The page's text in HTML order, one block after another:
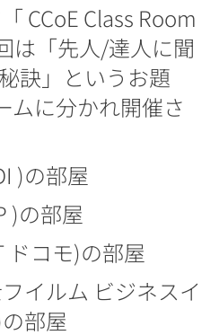
CCoE Class Room
は「先人/達人に聞
訣」というお題
ムに分かれ開催さ
)の部屋
)の部屋
ドコモ)の部屋
イルム ビジネスイ
部屋